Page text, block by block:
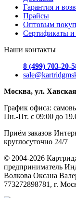
Гарантия и
Прайсы
Оптовым
Сертификаты
Наши контакты
8 (499) 703-20-
Москва, ул.
График офиса:
Пн.-Пт. с 09:00 до
Приём заказов
круглосуточно 24/7
© 2004-2026
предприниматель
Волкова Оксана
773272898781, г.